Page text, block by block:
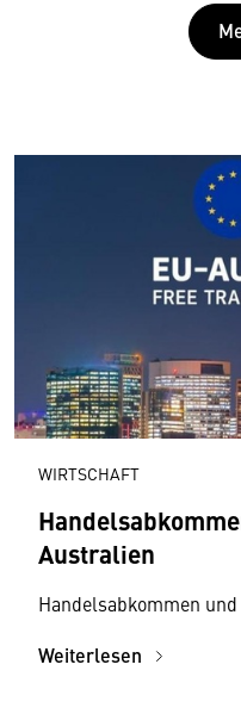
WIRTSCHAFT
Australien
Handelsabkommen
Weiterlesen